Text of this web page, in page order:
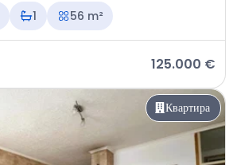
1 56 m²
125.000 €
Квартира